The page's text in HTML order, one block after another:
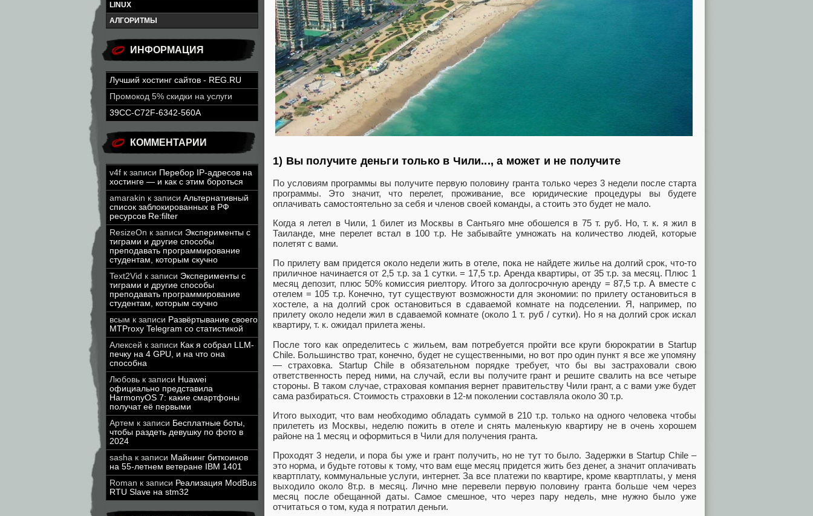
LINUX
АЛГОРИТМЫ
ИНФОРМАЦИЯ
Лучший хостинг сайтов - REG.RU
Промокод 5% скидки на услуги
39CC-C72F-6342-560A
КОММЕНТАРИИ
v4f к записи Перебор IP-адресов на
хостинге — и как с этим бороться
amarakin к записи Альтернативный
список заблокированных в РФ
ресурсов Re:filter
ResizeOn к записи Эксперименты с
тиграми и другие способы
преподавать программирование
студентам, которым скучно
Text2Vid к записи Эксперименты с
тиграми и другие способы
преподавать программирование
студентам, которым скучно
всым к записи Развёртывание своего
MTProxy Telegram со статистикой
Алексей к записи Как я собрал LLM-
печку на 4 GPU, и на что она
способна
Любовь к записи Huawei
официально представила
HarmonyOS 7: какие смартфоны
получат её первыми
Артем к записи Бесплатные боты,
чтобы раздеть девушку по фото в
2024
sasha к записи Майнинг биткоинов
на 55-летнем ветеране IBM 1401
Roman к записи Реализация ModBus
RTU Slave на stm32
1) Вы получите деньги только в Чили..., а может и не получите
По условиям программы вы получите первую половину гранта только через 3 недели после старта
программы. Это значит, что перелет, проживание, все юридические процедуры вы будете
оплачивать самостоятельно за себя и членов своей команды, а стоить это будет не мало.
Когда я летел в Чили, 1 билет из Москвы в Сантьяго мне обошелся в 75 т. руб. Но, т. к. я жил в
Таиланде, мне перелет встал в 100 т.р. Не забывайте умножать на количество людей, которые
полетят с вами.
По прилету вам придется около недели жить в отеле, пока не найдете жилье на долгий срок, что-то
приличное начинается от 2,5 т.р. за 1 сутки. = 17,5 т.р. Аренда квартиры, от 35 т.р. за месяц. Плюс 1
месяц депозит, плюс 50% комиссия риелтору. Итого за долгосрочную аренду = 87,5 т.р. А вместе с
отелем = 105 т.р. Конечно, тут существуют возможности для экономии: по прилету остановиться в
хостеле, а на долгий срок остановиться в сдаваемой комнате на подселении. Я, например, по
прилету около недели жил в сдаваемой комнате (около 1 т. руб / сутки). Но я на долгий срок искал
квартиру, т. к. ожидал прилета жены.
После того как определитесь с жильем, вам потребуется пройти все круги бюрократии в Startup
Chile. Большинство трат, конечно, будет не существенными, но вот про один пункт я все же упомяну
— страховка. Startup Chile в обязательном порядке требует, что бы вы застраховали свою
ответственность перед ними, на случай, если вы получите грант и решите свалить на все четыре
стороны. В таком случае, страховая компания вернет правительству Чили грант, а с вами уже будет
сама разбираться. Стоимость страховки в 12-м поколении составляла около 30 т.р.
Итого выходит, что вам необходимо обладать суммой в 210 т.р. только на одного человека чтобы
прилететь из Москвы, неделю пожить в отеле и снять маленькую квартиру не в очень хорошем
районе на 1 месяц и оформиться в Чили для получения гранта.
Проходят 3 недели, и пора бы уже и грант получить, но не тут то было. Задержки в Startup Chile –
это норма, и будьте готовы к тому, что вам еще месяц придется жить без денег, а значит оплачивать
квартплату, коммунальные услуги, интернет. За все платежи по квартире, кроме квартплаты, у меня
выходило около 8т.р. в месяц. Лично мне перевели первую половину гранта больше чем через
месяц после обещанной даты. Самое смешное, что через пару недель, мне нужно было уже
отчитаться о том, куда я потратил деньги.